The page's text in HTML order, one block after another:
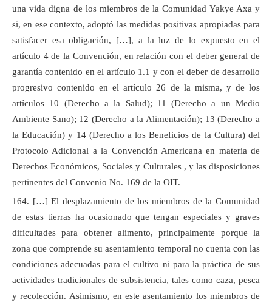
una vida digna de los miembros de la Comunidad Yakye Axa y
si, en ese contexto, adoptó las medidas positivas apropiadas para
satisfacer esa obligación, […], a la luz de lo expuesto en el
artículo 4 de la Convención, en relación con el deber general de
garantía contenido en el artículo 1.1 y con el deber de desarrollo
progresivo contenido en el artículo 26 de la misma, y de los
artículos 10 (Derecho a la Salud); 11 (Derecho a un Medio
Ambiente Sano); 12 (Derecho a la Alimentación); 13 (Derecho a
la Educación) y 14 (Derecho a los Beneficios de la Cultura) del
Protocolo Adicional a la Convención Americana en materia de
Derechos Económicos, Sociales y Culturales , y las disposiciones
pertinentes del Convenio No. 169 de la OIT.
164. […] El desplazamiento de los miembros de la Comunidad
de estas tierras ha ocasionado que tengan especiales y graves
dificultades para obtener alimento, principalmente porque la
zona que comprende su asentamiento temporal no cuenta con las
condiciones adecuadas para el cultivo ni para la práctica de sus
actividades tradicionales de subsistencia, tales como caza, pesca
y recolección. Asimismo, en este asentamiento los miembros de